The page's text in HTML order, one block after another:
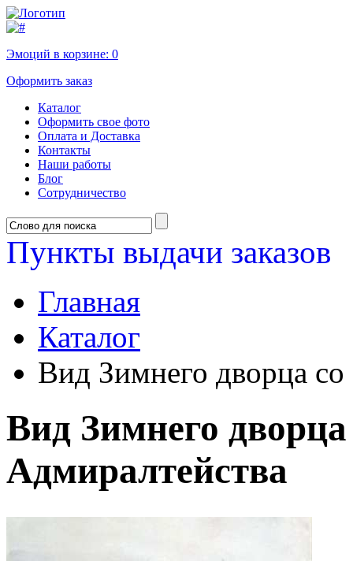
Эмоций в корзине: 0
Оформить заказ
Каталог
Оформить свое фото
Оплата и Доставка
Контакты
Наши работы
Блог
Сотрудничество
Пункты выдачи заказов
Главная
Каталог
Вид Зимнего дворца
Вид Зимнего
Адмиралтейства